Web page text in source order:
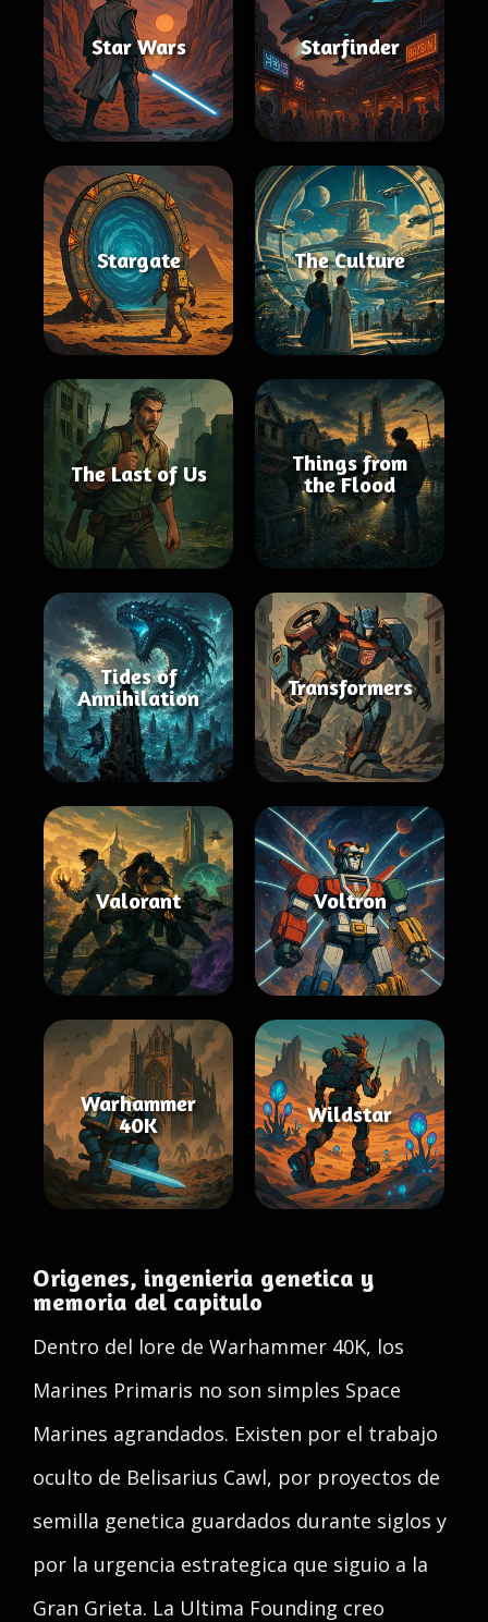
Star Wars Starfinder
Stargate The Culture
The Last of Us
Things from
the Flood
Tides of
Annihilation
Transformers
Valorant Voltron
Warhammer
40K
Wildstar
Origenes, ingenieria genetica y
memoria del capitulo
Dentro del lore de Warhammer 40K, los
Marines Primaris no son simples Space
Marines agrandados. Existen por el trabajo
oculto de Belisarius Cawl, por proyectos de
semilla genetica guardados durante siglos y
por la urgencia estrategica que siguio a la
Gran Grieta. La Ultima Founding creo